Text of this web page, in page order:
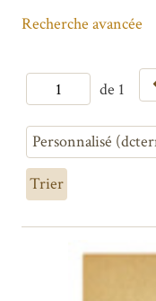
de 1
Recherche avancée
Trier